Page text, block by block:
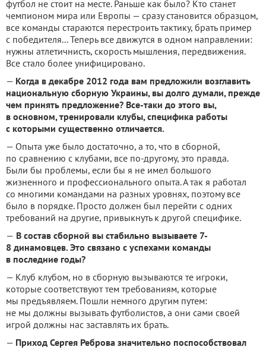
футбол не стоит на месте. Раньше как было? Кто станет
чемпионом мира или Европы — сразу становится образцом,
все команды стараются перестроить тактику, брать пример
с победителя... Теперь все движутся в одном направлении:
нужны атлетичнисть, скорость мышления, передвижения.
Все стало более унифицировано.
— Когда в декабре 2012 года вам предложили возглавить
национальную сборную Украины, вы долго думали, прежде
чем принять предложение? Все-таки до этого вы,
в основном, тренировали клубы, специфика работы
с которыми существенно отличается.
— Опыта уже было достаточно, а то, что в сборной,
по сравнению с клубами, все по-другому, это правда.
Были бы проблемы, если бы я не имел большого
жизненного и профессионального опыта.А так я работал
со многими командами на разных уровнях, поэтому все
было в порядке. Просто должен был перейти с одних
требований на другие, привыкнуть к другой специфике.
— В состав сборной вы стабильно вызываете 7-
8 динамовцев. Это связано с успехами команды
в последние годы?
— Клуб клубом, но в сборную вызываются те игроки,
которые соответствуют тем требованиям, которые
мы предъявляем. Пошли немного другим путем:
не мы должны вызывать футболистов, а они сами своей
игрой должны нас заставлять их брать.
— Приход Сергея Реброва значительно поспособствовал